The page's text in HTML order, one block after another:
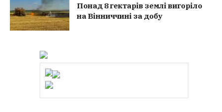
Понад 8 гектарів землі вигоріло
на Вінниччині за добу